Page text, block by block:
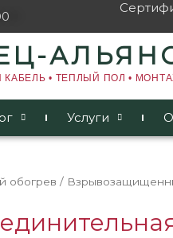
• ТЕПЛЫЙ ПОЛ •
Услуги
обогрев /